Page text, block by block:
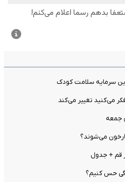
سرمایه سلامت کودک
می‌کنید تغییر می‌کند
جمعه
می‌شوند؟
قم + جدول
حس کنیم؟